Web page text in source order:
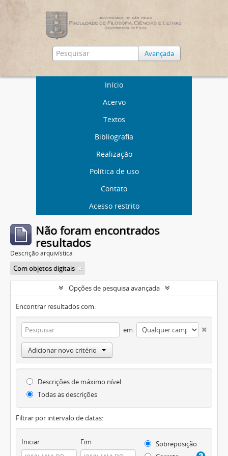
Avançada
Início
Acervo
Textos
Bibliografia
Realização
Política de uso
Contato
Acesso restrito
Não foram encontrados
resultados
Descrição arquivística
Com objetos digitais
Opções de pesquisa avançada
Encontrar resultados com:
em
Adicionar novo critério
Descrições de máximo nível
Todas as descrições
Filtrar por intervalo de datas:
Iniciar Fim
Sobreposição